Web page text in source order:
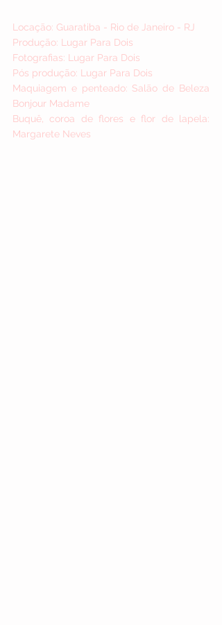
Locação: Guaratiba - Rio de Janeiro - RJ
Produção: Lugar Para Dois
Fotografias: Lugar Para Dois
Pós produção: Lugar Para Dois
Maquiagem e penteado: Salão de Beleza
Bonjour Madame
Margarete Neves